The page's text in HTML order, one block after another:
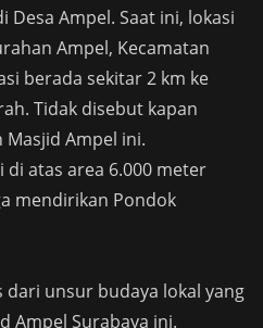
Desa Ampel. Saat ini, lokasi
Ampel, Kecamatan
berada sekitar 2 km ke
Tidak disebut kapan
Ampel ini.
atas area 6.000 meter
mendirikan Pondok
dari unsur budaya lokal yang
Ampel Surabaya ini.